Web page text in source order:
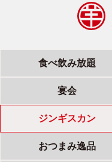
食べ飲み放題
宴会
ジンギスカン
おつまみ逸品